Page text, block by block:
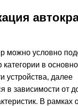
можно условно
в
устройства, далее
в зависимости от
В рамках